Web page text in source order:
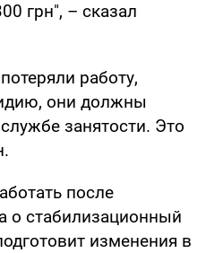
грн", – сказал
работу,
они должны
занятости. Это
после
о стабилизационный
изменения в